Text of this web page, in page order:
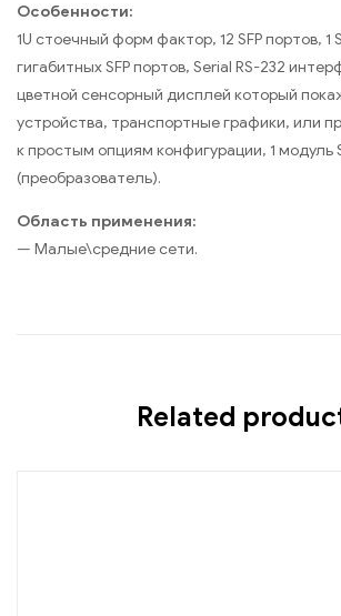
Особенности:
1U стоечный форм фактор, 12 SFP портов, 1
гигабитных SFP портов, Serial RS-232
цветной сенсорный дисплей который
устройства, транспортные графики, или
к простым опциям конфигурации, 1 модуль
(преобразователь).
Область применения:
— Малые\средние сети.
Related